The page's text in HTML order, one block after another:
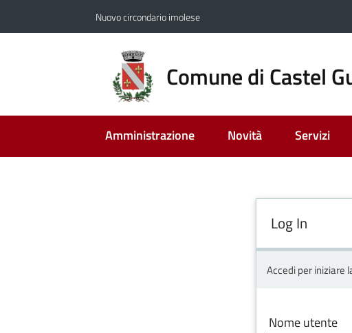
Nuovo circondario imolese
Comune di Castel
Amministrazione Novità Servizi
Log In
Accedi per iniziare
Nome utente